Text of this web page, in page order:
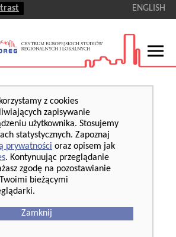
ENGLISH
z cookies
zapisywanie
użytkownika. Stosujemy
statystycznych. Zapoznaj
prywatności oraz opisem jak
. Kontynuując przeglądanie
zgodę na pozostawianie
bieżącymi
Zamknij